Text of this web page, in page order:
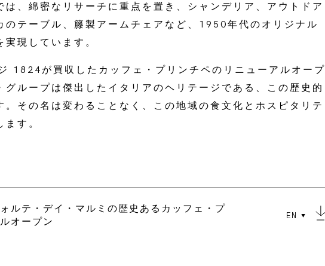
は、綿密なリサーチに重点を置き、シャンデリア、アウトドア
のテーブル、籐製アームチェアなど、1950年代のオリジナル
現しています。
1824が買収したカッフェ・プリンチペのリニューアルオープ
グループは傑出したイタリアのヘリテージである、この歴史的
。その名は変わることなく、この地域の食文化とホスピタリテ
す。
ルテ・デイ・マルミの歴史あるカッフェ・プ
オープン
EN